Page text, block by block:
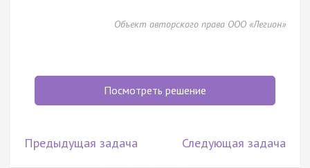
Объект авторского права ООО «Легион»
Посмотреть решение
Предыдущая задача Следующая задача